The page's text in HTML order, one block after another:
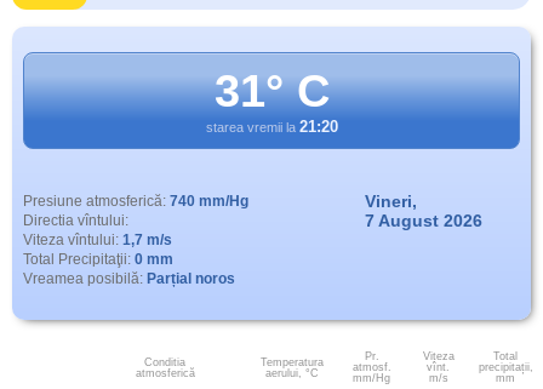
31° C
starea vremii la 21:20
Presiune atmosferică: 740 mm/Hg
Directia vîntului:
Viteza vîntului: 1,7 m/s
Total Precipitaţii: 0 mm
Vreamea posibilă: Parțial noros
Vineri,
7 August 2026
Conditia
atmosferică
Temperatura
aerului, °C
Pr.
atmosf.
mm/Hg
Viteza
vînt.
m/s
Total
precipitații,
mm